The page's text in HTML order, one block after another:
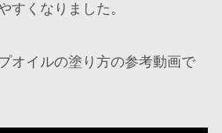
すくなりました。
オイルの塗り方の参考動画で